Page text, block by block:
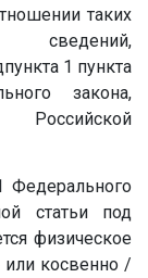
таких
сведений,
1 пункта
закона,
Российской
Федерального
статьи под
физическое
или косвенно /